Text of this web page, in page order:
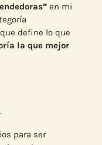
en mi
define lo que
la que mejor
para ser